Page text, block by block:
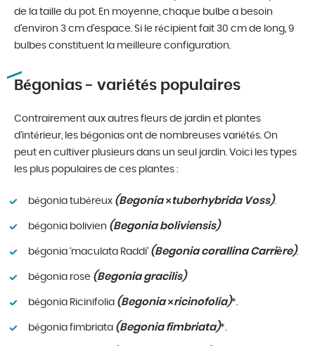
de la taille du pot. En moyenne, chaque bulbe a besoin
d’environ 3 cm d’espace. Si le récipient fait 30 cm de long, 9
bulbes constituent la meilleure configuration.
Bégonias - variétés populaires
Contrairement aux autres fleurs de jardin et plantes
d’intérieur, les bégonias ont de nombreuses variétés. On
peut en cultiver plusieurs dans un seul jardin. Voici les types
les plus populaires de ces plantes :
bégonia tubéreux (Begonia ×tuberhybrida Voss).
bégonia bolivien (Begonia boliviensis)
bégonia ‘maculata Raddi’ (Begonia corallina Carrière).
bégonia rose (Begonia gracilis)
bégonia Ricinifolia (Begonia ×ricinofolia)*.
bégonia fimbriata (Begonia fimbriata)*.